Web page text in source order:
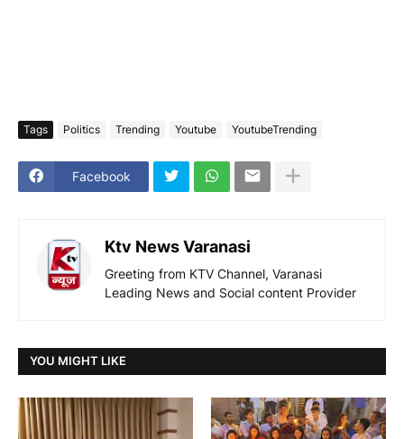
Tags Politics Trending Youtube YoutubeTrending
Facebook
Ktv News Varanasi
Greeting from KTV Channel, Varanasi
Leading News and Social content Provider
YOU MIGHT LIKE